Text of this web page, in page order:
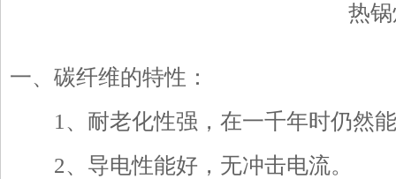
热
一、碳纤维的特性：
1、耐老化性强，在一千年时仍然能
2、导电性能好，无冲击电流。